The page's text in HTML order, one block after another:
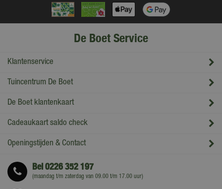
De Boet Service
Klantenservice
Tuincentrum De Boet
De Boet klantenkaart
Cadeaukaart saldo check
Openingstijden & Contact
Bel0226 352 197
(maandag t/m zaterdag van 09.00 t/m 17.00 uur)